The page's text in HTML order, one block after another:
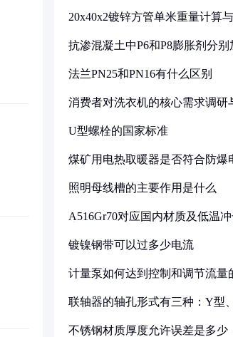
20x40x2镀锌方管单米重量计算
抗渗混凝土中P6和P8膨胀剂分别
法兰PN25和PN16有什么区别
消费者对洗衣机的核心需求调研
U型螺栓的国家标准
煤矿用电热取暖器是否符合防爆
照明母线槽的主要作用是什么
A516Gr70对应国内材质及低温
镀镍钢带可以过多少电流
计量泵如何达到控制和调节流量
联轴器的轴孔形式有三种：Y型
不锈钢材质厚度允许误差是多少